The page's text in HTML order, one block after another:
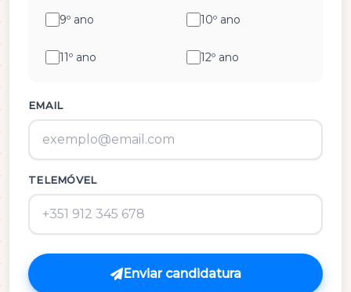
História e Cultura das Artes
Inglês
M.A.C.S.
Matemática 3º Ciclo
Matemática A
Matemática B
9º ano 10º ano
11º ano 12º ano
EMAIL
TELEMÓVEL
Enviar candidatura